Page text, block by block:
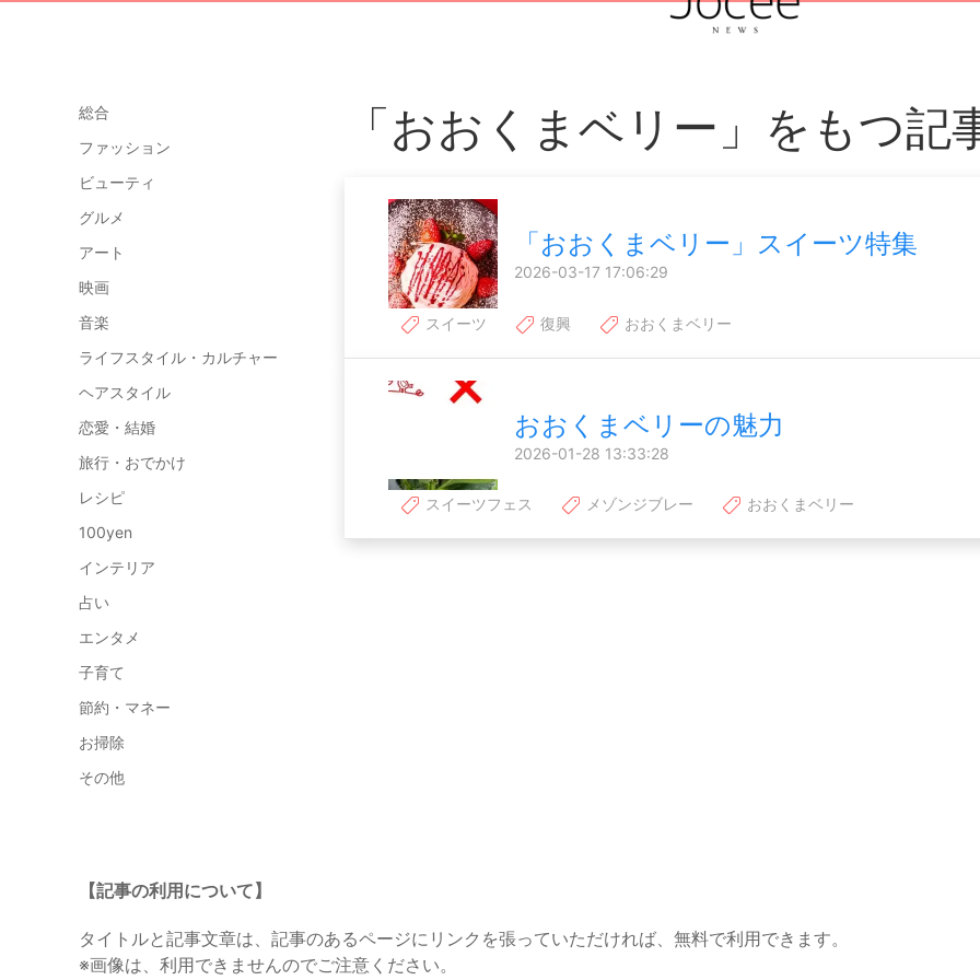
総合
ファッション
ビューティ
グルメ
アート
映画
音楽
ライフスタイル・カルチャー
ヘアスタイル
恋愛・結婚
旅行・おでかけ
レシピ
100yen
インテリア
占い
エンタメ
子育て
節約・マネー
お掃除
その他
「おおくまベリー」をもつ記
「おおくまベリー」スイーツ特集
2026-03-17 17:06:29
スイーツ 復興 おおくまベリー
おおくまベリーの魅力
2026-01-28 13:33:28
スイーツフェス メゾンジブレー おおくまベリー
【記事の利用について】
タイトルと記事文章は、記事のあるページにリンクを張っていただければ、無料で利用できます。
※画像は、利用できませんのでご注意ください。